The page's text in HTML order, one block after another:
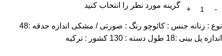
گزینه مورد نظر را انتخاب کنید
نوع : زنانه جنس : کائوچو رنگ : صورتی / مشکی اندازه حدقه :48
اندازه پل بینی :18 طول دسته : 130 کشور : ترکیه